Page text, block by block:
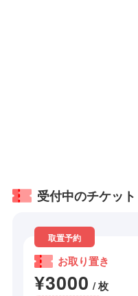
受付中のチケット
取置予約
お取り置き
¥3000 / 枚